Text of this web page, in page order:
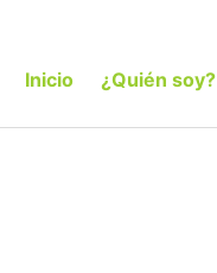
Inicio ¿Quién soy?